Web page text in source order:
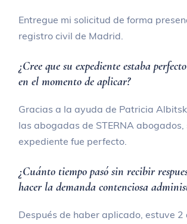
Entregue mi solicitud de forma
registro civil de Madrid.
¿Cree que su expediente estaba
en el momento de aplicar?
Gracias a la ayuda de Patricia
las abogadas de STERNA abogados,
expediente fue perfecto.
¿Cuánto tiempo pasó sin recibir
hacer la demanda contenciosa
Después de haber aplicado, estuve 2